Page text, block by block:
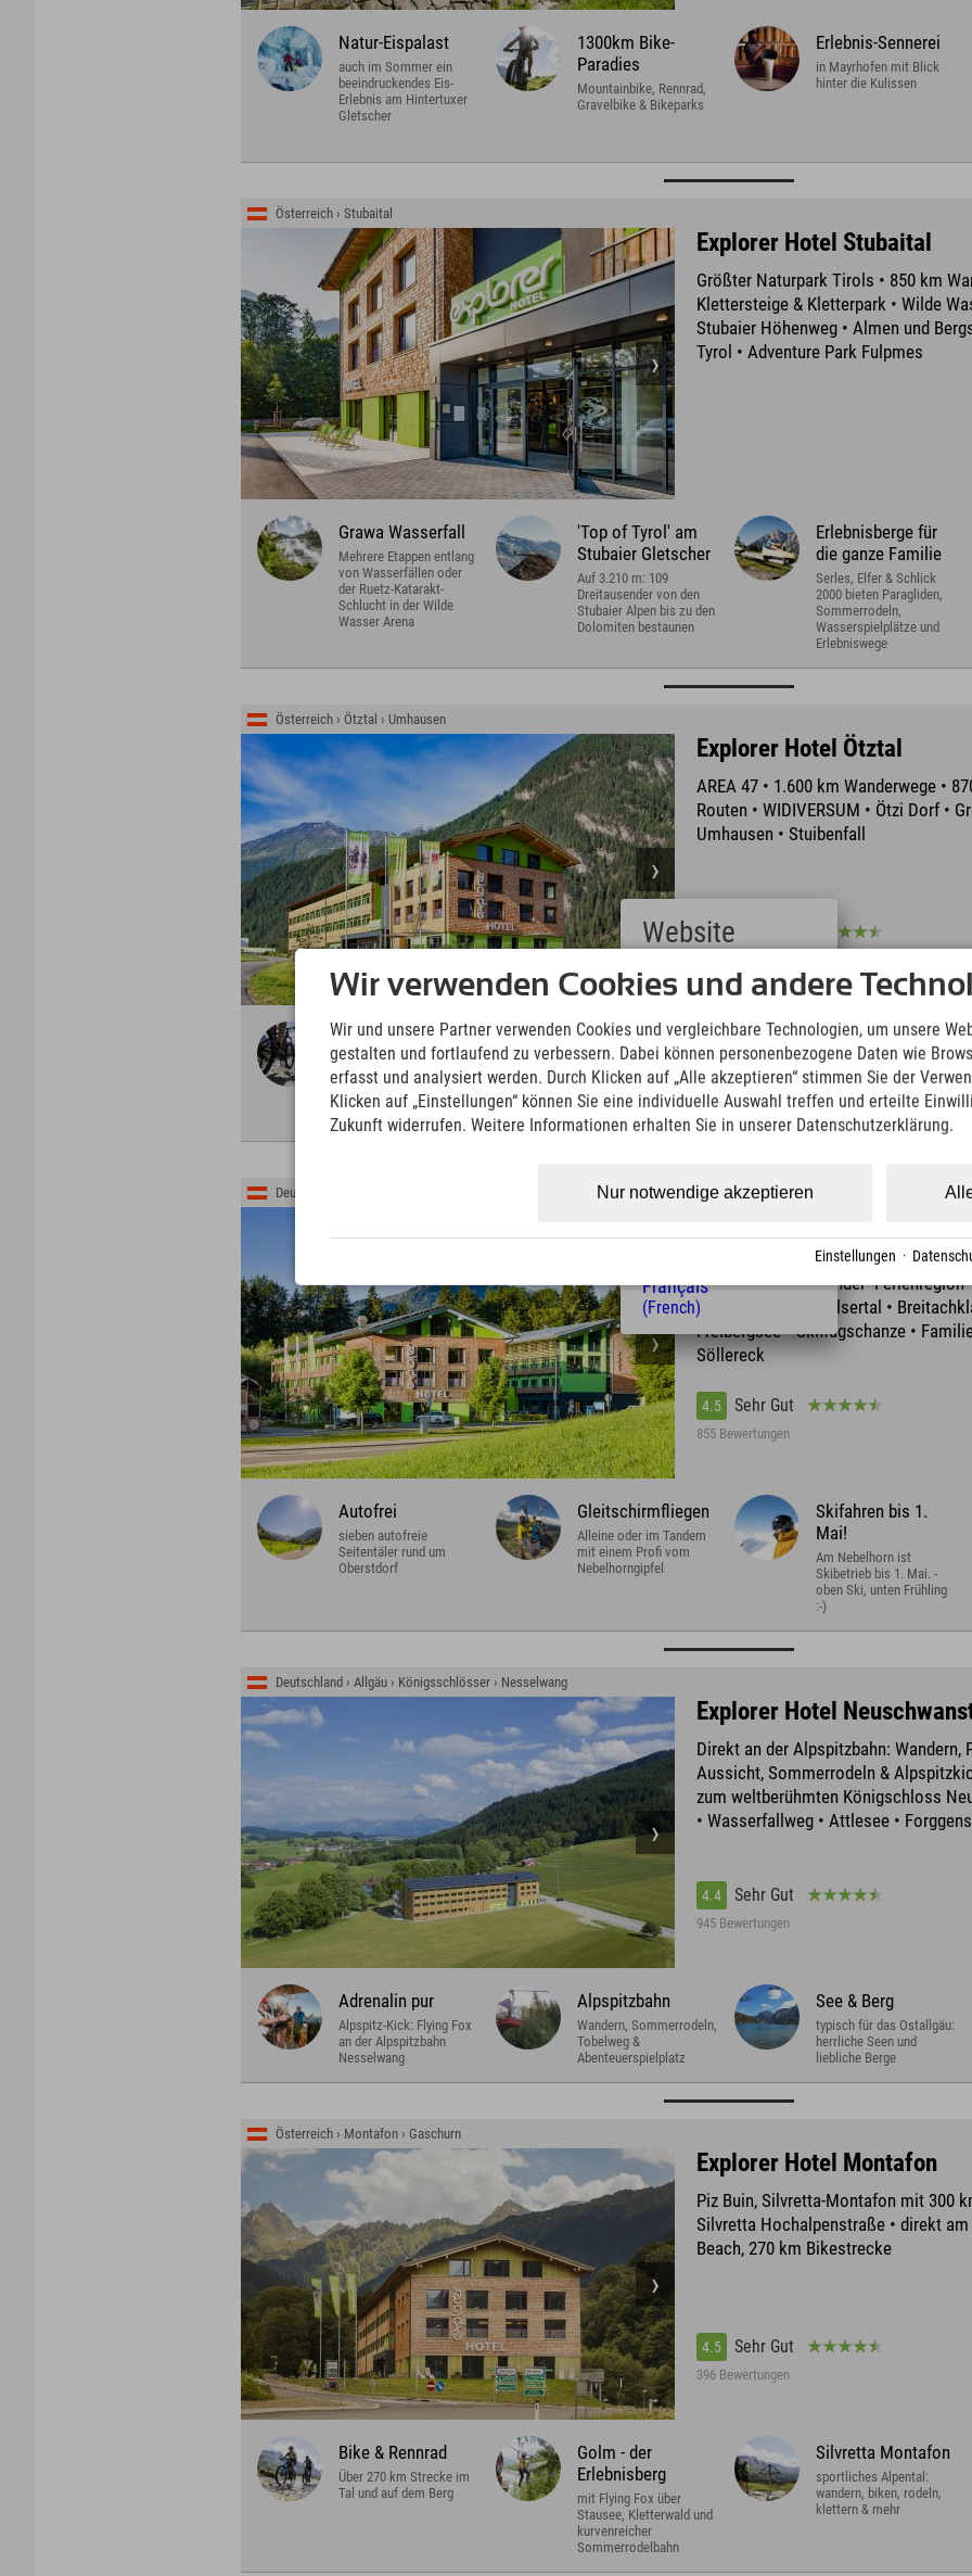
Natur-Eispalast
auch im Sommer ein
beeindruckendes Eis-
Erlebnis am Hintertuxer
Gletscher
1300km Bike-
Paradies
Mountainbike, Rennrad,
Gravelbike & Bikeparks
Erlebnis-Sennerei
in Mayrhofen mit Blick
hinter die Kulissen
Österreich › Stubaital
Explorer Hotel Stubaital
Größter Naturpark Tirols • 850 km
Klettersteige & Kletterpark • Wilde
Stubaier Höhenweg • Almen und
Tyrol • Adventure Park Fulpmes
Grawa Wasserfall
Mehrere Etappen entlang
von Wasserfällen oder
der Ruetz-Katarakt-
Schlucht in der Wilde
Wasser Arena
'Top of Tyrol' am
Stubaier Gletscher
Auf 3.210 m: 109
Dreitausender von den
Stubaier Alpen bis zu den
Dolomiten bestaunen
Erlebnisberge für
die ganze Familie
Serles, Elfer & Schlick
2000 bieten Paragliden,
Sommerrodeln,
Wasserspielplätze und
Erlebniswege
Österreich › Ötztal › Umhausen
Explorer Hotel Ötztal
AREA 47 • 1.600 km Wanderwege •
Routen • WIDIVERSUM • Ötzi Dorf •
Umhausen • Stuibenfall
4.5
Bike Republic
Sölden
mit shaped lines, long
lines, Natur Trails und
MTB Routen
Stuibenfall
Beeindruckender
Wasserfall mit
atemberaubender Brücke
250 Dreitausender
Schier endlose 1.600 km
Wanderwege & 850 Bike-
Kilometer
Deutschland › Allgäu › Fischen bei Oberstdorf
südlichster Ferienort Deutschlands •
Wanderwege • 2-Länder- Ferienregion
Oberstdorf/Kleinwalsertal •
Freibergsee • Skiflugschanze •
Söllereck
4.5 Sehr Gut
855 Bewertungen
Autofrei
sieben autofreie
Seitentäler rund um
Oberstdorf
Gleitschirmfliegen
Alleine oder im Tandem
mit einem Profi vom
Nebelhorngipfel
Skifahren bis 1.
Mai!
Am Nebelhorn ist
Skibetrieb bis 1. Mai. -
oben Ski, unten Frühling
:-)
Deutschland › Allgäu › Königsschlösser › Nesselwang
Explorer Hotel
Direkt an der Alpspitzbahn: Wandern,
Aussicht, Sommerrodeln &
zum weltberühmten Königschloss
• Wasserfallweg • Attlesee •
4.4 Sehr Gut
945 Bewertungen
Adrenalin pur
Alpspitz-Kick: Flying Fox
an der Alpspitzbahn
Nesselwang
Alpspitzbahn
Wandern, Sommerrodeln,
Tobelweg &
Abenteuerspielplatz
See & Berg
typisch für das Ostallgäu:
herrliche Seen und
liebliche Berge
Österreich › Montafon › Gaschurn
Explorer Hotel Montafon
Piz Buin, Silvretta-Montafon mit 300
Silvretta Hochalpenstraße • direkt
Beach, 270 km Bikestrecke
4.5 Sehr Gut
396 Bewertungen
Bike & Rennrad
Über 270 km Strecke im
Tal und auf dem Berg
Golm - der
Erlebnisberg
mit Flying Fox über
Stausee, Kletterwald und
kurvenreicher
Sommerrodelbahn
Silvretta Montafon
sportliches Alpental:
wandern, biken, rodeln,
klettern & mehr
Wir verwenden Cookies und andere
Wir und unsere Partner verwenden Cookies und vergleichbare Technologien, um unsere
gestalten und fortlaufend zu verbessern. Dabei können personenbezogene Daten wie
erfasst und analysiert werden. Durch Klicken auf „Alle akzeptieren“ stimmen Sie der
Klicken auf „Einstellungen“ können Sie eine individuelle Auswahl treffen und erteilte
Zukunft widerrufen. Weitere Informationen erhalten Sie in unserer Datenschutzerklärung.
Nur notwendige akzeptieren
Einstellungen ·
Website
Deutsch
(German)
English
(English)
Italiano
(Italian)
Čeština
(Czech)
Magyar
Nederlands
Français
(French)